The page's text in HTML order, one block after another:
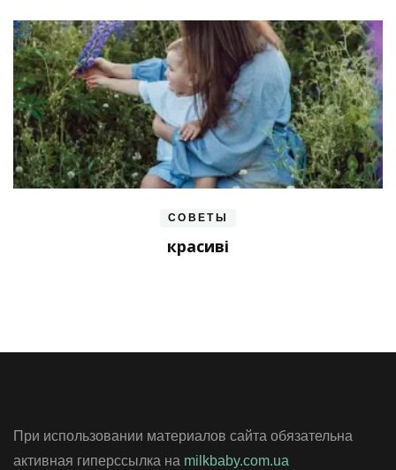
СОВЕТЫ
красиві
При использовании материалов сайта обязательна
активная гиперссылка на milkbaby.com.ua